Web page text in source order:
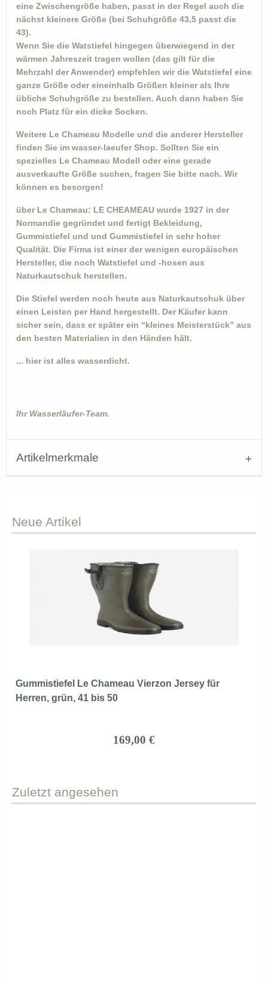
eine Zwischengröße haben, passt in der Regel auch die
nächst kleinere Größe (bei Schuhgröße 43,5 passt die
43).
Wenn Sie die Watstiefel hingegen überwiegend in der
wärmen Jahreszeit tragen wollen (das gilt für die
Mehrzahl der Anwender) empfehlen wir die Watstiefel eine
ganze Größe oder eineinhalb Größen kleiner als Ihre
übliche Schuhgröße zu bestellen. Auch dann haben Sie
noch Platz für ein dicke Socken.
Weitere Le Chameau Modelle und die anderer Hersteller
finden Sie im wasser-laeufer Shop. Sollten Sie ein
spezielles Le Chameau Modell oder eine gerade
ausverkaufte Größe suchen, fragen Sie bitte nach. Wir
können es besorgen!
über Le Chameau: LE CHEAMEAU wurde 1927 in der
Normandie gegründet und fertigt Bekleidung,
Gummistiefel und und Gummistiefel in sehr hoher
Qualität. Die Firma ist einer der wenigen europäischen
Hersteller, die noch Watstiefel und -hosen aus
Naturkautschuk herstellen.
Die Stiefel werden noch heute aus Naturkautschuk über
einen Leisten per Hand hergestellt. Der Käufer kann
sicher sein, dass er später ein “kleines Meisterstück” aus
den besten Materialien in den Händen hält.
... hier ist alles wasserdicht.
Ihr Wasserläufer-Team.
Artikelmerkmale
Neue Artikel
Gummistiefel Le Chameau Vierzon Jersey für
Herren, grün, 41 bis 50
169,00 €
Zuletzt angesehen